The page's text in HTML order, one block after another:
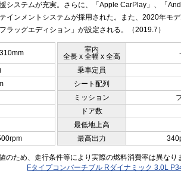
システムが充実。さらに、「Apple CarPlay」、「
インメントシステムが採用された。また、2020年モ
ラッグエディション」が設定される。（2019.7）
室内
全長 x 全幅 x 全高
乗車定員
シート配列
ミッション
ドア数
最低地上高
最高出力
ため、走行条件等により実際の燃料消費率は異なり
Fタイプコンバーチブル Rダイナミック 3.0L